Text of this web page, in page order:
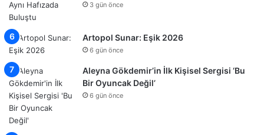
3 gün önce
Artopol Sunar: Eşik 2026
6 gün önce
Aleyna Gökdemir’in İlk Kişisel Sergisi ‘Bu
Bir Oyuncak Değil’
6 gün önce